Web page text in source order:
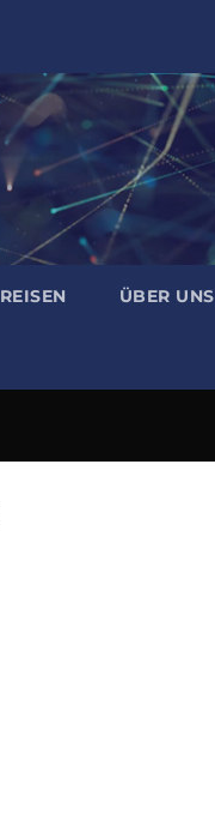
REISEN ÜBER UNS